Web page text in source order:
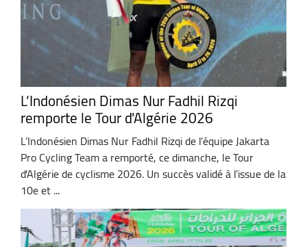
L’Indonésien Dimas Nur Fadhil Rizqi
remporte le Tour d'Algérie 2026
L’Indonésien Dimas Nur Fadhil Rizqi de l’équipe Jakarta
Pro Cycling Team a remporté, ce dimanche, le Tour
d'Algérie de cyclisme 2026. Un succès validé à l’issue de la
10e et ...